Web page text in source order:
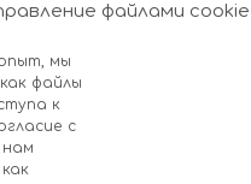
файлами cookie
мы
файлы
к
с